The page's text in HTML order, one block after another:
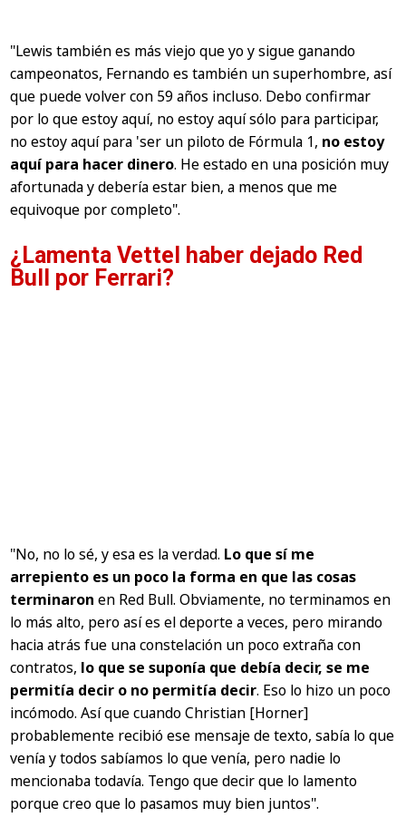
"Lewis también es más viejo que yo y sigue ganando
campeonatos, Fernando es también un superhombre, así
que puede volver con 59 años incluso. Debo confirmar
por lo que estoy aquí, no estoy aquí sólo para participar,
no estoy aquí para 'ser un piloto de Fórmula 1, no estoy
aquí para hacer dinero. He estado en una posición muy
afortunada y debería estar bien, a menos que me
equivoque por completo".
¿Lamenta Vettel haber dejado Red
Bull por Ferrari?
"No, no lo sé, y esa es la verdad. Lo que sí me
arrepiento es un poco la forma en que las cosas
terminaron en Red Bull. Obviamente, no terminamos en
lo más alto, pero así es el deporte a veces, pero mirando
hacia atrás fue una constelación un poco extraña con
contratos, lo que se suponía que debía decir, se me
permitía decir o no permitía decir. Eso lo hizo un poco
incómodo. Así que cuando Christian [Horner]
probablemente recibió ese mensaje de texto, sabía lo que
venía y todos sabíamos lo que venía, pero nadie lo
mencionaba todavía. Tengo que decir que lo lamento
porque creo que lo pasamos muy bien juntos".